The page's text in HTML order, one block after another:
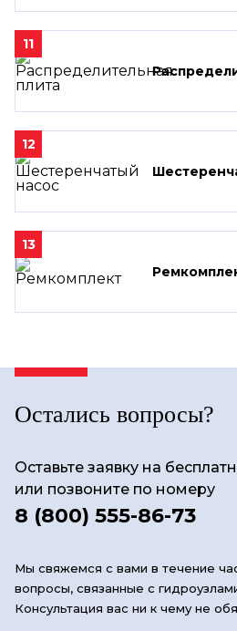
11
12
13
Остались вопросы?
Оставьте заявку на
или позвоните по номеру
8 (800) 555-86-73
Мы свяжемся с вами в течение
вопросы, связанные с
Консультация вас ни к чему не